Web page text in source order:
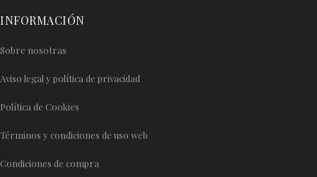
INFORMACIÓN
Sobre nosotras
Aviso legal y política de privacidad
Política de Cookies
Términos y condiciones de uso web
Condiciones de compra